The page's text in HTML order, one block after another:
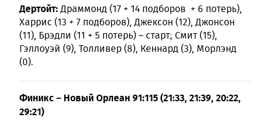
Дертойт:Драммонд (17 + 14 подборов + 6 потерь),
Харрис (13 + 7 подборов), Джексон (12), Джонсон
(11), Брэдли (11 + 5 потерь) – старт; Смит (15),
Гэллоуэй (9), Толливер (8), Кеннард (3), Морлэнд
(0).
Финикс – Новый Орлеан 91:115 (21:33, 21:39, 20:22,
29:21)